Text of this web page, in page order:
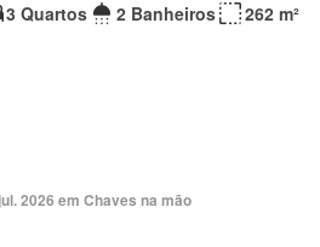
3 Quartos
2 Banheiros 262 m²
2026 em Chaves na mão